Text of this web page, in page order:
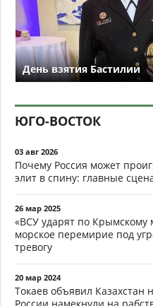
День взятия Бастилии
ЮГО-ВОСТОК
03 авг 2026
Почему Россия может
элит в спину: главные
26 мар 2025
«ВСУ ударят по Крымскому
морское перемирие под
тревогу
20 мар 2024
Токаев объявил Казахстан